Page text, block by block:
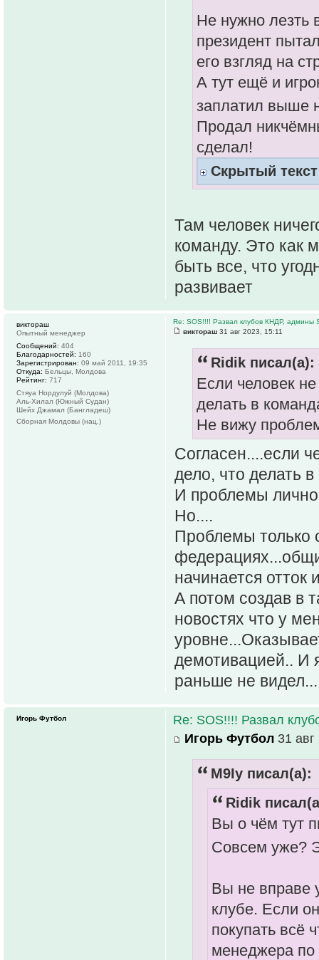
Не нужно лезть
президент
его взгляд на
А тут ещё и
заплатил выше
Продал
сделал!
Скрытый текст
Там человек
команду. Это как
быть все, что
развивает
Re: SOS!!!! Развал клубов КНДР, админы
виктораш 31 авг 2023, 15:11
Ridik писал(а):
Если человек
делать в
Не вижу
Согласен....если
дело, что делать
И проблемы лично
Но....
Проблемы только
начинается
А потом создав в
новостях что у
демотивацией.. И
раньше не
виктораш
Опытный менеджер
Сообщений: 404
Благодарностей: 160
Зарегистрирован: 09 май 2011, 19:35
Откуда: Бельцы, Молдова
Рейтинг: 717
Стяуа Нордулуй (Молдова)
Аль-Хилал (Южный Судан)
Шейх Джамал (Бангладеш)
Сборная Молдовы (нац.)
Re: SOS!!!! Развал
Игорь Футбол 31
M9Iy писал(а):
Ridik
Вы о чём тут
Совсем уже?
Вы не вправе
клубе. Если
покупать всё
менеджера по
Игорь Футбол